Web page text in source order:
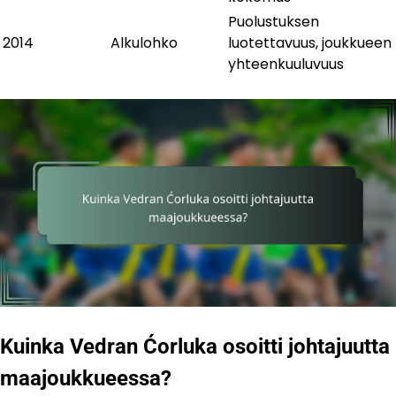
2014 Alkulohko
Puolustuksen
luotettavuus, joukkueen
yhteenkuuluvuus
Kuinka Vedran Ćorluka osoitti johtajuutta
maajoukkueessa?